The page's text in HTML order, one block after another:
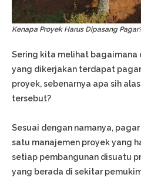
Kenapa Proyek Harus Dipasang
Sering kita melihat bagaimana
yang dikerjakan terdapat
proyek, sebenarnya apa sih
tersebut?
Sesuai dengan namanya,
satu manajemen proyek yang
setiap pembangunan disuatu
yang berada di sekitar